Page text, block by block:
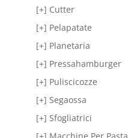
[+] Cutter
[+] Pelapatate
[+] Planetaria
[+] Pressahamburger
[+] Puliscicozze
[+] Segaossa
[+] Sfogliatrici